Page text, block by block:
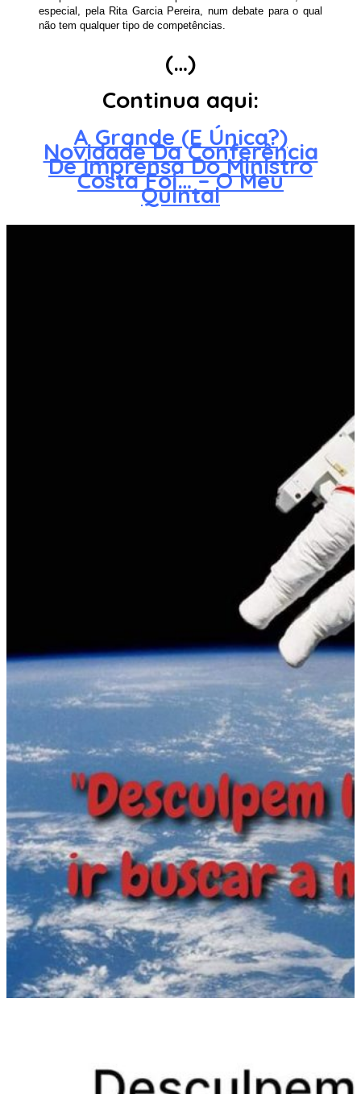
especial, pela Rita Garcia Pereira, num debate para o qual
não tem qualquer tipo de competências.
(…)
Continua aqui:
A Grande (E Única?)
Novidade Da Conferência
De Imprensa Do Ministro
Costa Foi… – O Meu
Quintal